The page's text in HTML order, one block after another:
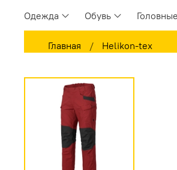
Одежда Обувь
Главная Helikon-tex